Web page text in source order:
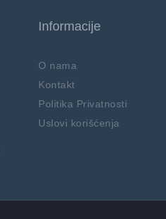
Informacije
O nama
Kontakt
Politika Privatnosti
Uslovi korišćenja